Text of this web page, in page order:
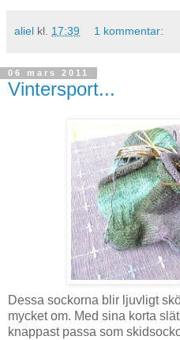
aliel kl. 17:39 1 kommentar:
06 mars 2011
Vintersport...
Dessa sockorna blir ljuvligt
mycket om. Med sina korta
knappast passa som